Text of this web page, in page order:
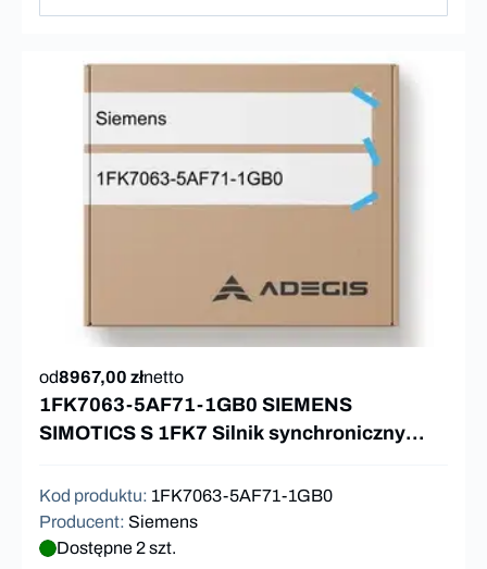
od8967,00 złnetto
1FK7063-5AF71-1GB0 SIEMENS
SIMOTICS S 1FK7 Silnik synchroniczny
Kod produktu: 1FK7063-5AF71-1GB0
Producent: Siemens
Dostępne 2 szt.